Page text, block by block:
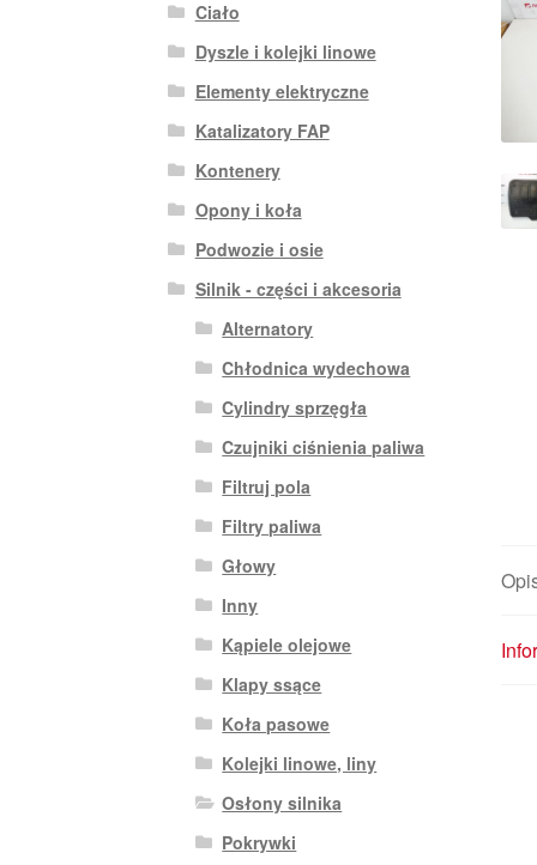
Ciało
Dyszle i kolejki linowe
Elementy elektryczne
Katalizatory FAP
Kontenery
Opony i koła
Podwozie i osie
Silnik - części i akcesoria
Alternatory
Chłodnica wydechowa
Cylindry sprzęgła
Czujniki ciśnienia paliwa
Filtruj pola
Filtry paliwa
Głowy
Inny
Kąpiele olejowe
Klapy ssące
Koła pasowe
Kolejki linowe, liny
Osłony silnika
Pokrywki